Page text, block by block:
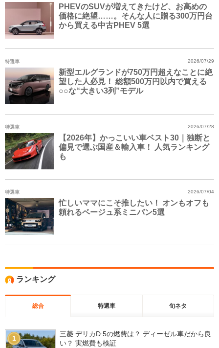
PHEVのSUVが増えてきたけど、お高めの
価格に絶望……。そんな人に贈る300万円台
から買える中古PHEV 5選
特選車
新型エルグランドが750万円超えなことに絶
望した人必見！ 総額500万円以内で買える
○○な“大きい3列”モデル
2026/07/29
特選車
【2026年】かっこいい車ベスト30｜独断と
偏見で選ぶ国産＆輸入車！ 人気ランキング
も
2026/07/28
特選車
忙しいママにこそ推したい！ オンもオフも
頼れるベージュ系ミニバン5選
2026/07/04
ランキング
総合 特選車 旬ネタ
1
三菱 デリカD:5の燃費は？ ディーゼル車だから良
い？ 実燃費も検証